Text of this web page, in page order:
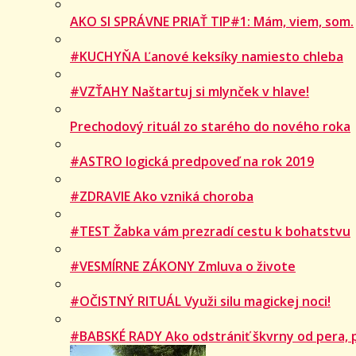
AKO SI SPRÁVNE PRIAŤ TIP#1: Mám, viem, som.
#KUCHYŇA Ľanové keksíky namiesto chleba
#VZŤAHY Naštartuj si mlynček v hlave!
Prechodový rituál zo starého do nového roka
#ASTRO logická predpoveď na rok 2019
#ZDRAVIE Ako vzniká choroba
#TEST Žabka vám prezradí cestu k bohatstvu
#VESMÍRNE ZÁKONY Zmluva o živote
#OČISTNÝ RITUÁL Využi silu magickej noci!
#BABSKÉ RADY Ako odstrániť škvrny od pera,